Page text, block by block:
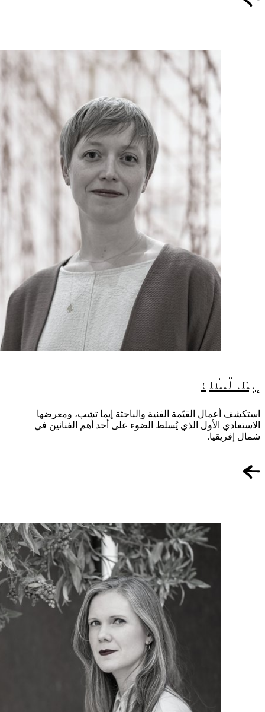
إيما تشب
استكشف أعمال القيّمة الفنية والباحثة إيما تشب، ومعرضها
الاستعادي الأول الذي يُسلط الضوء على أحد أهم الفنانين في
شمال إفريقيا.